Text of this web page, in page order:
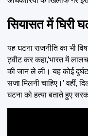
सियासत में घिरी
यह घटना राजनीति का भी
ट्वीट कर कहा,’भारत में
की जान ले ली। यह कोई
सजा मिलनी चाहिए।’ वहीं,
घटना को हत्या बताते हुए